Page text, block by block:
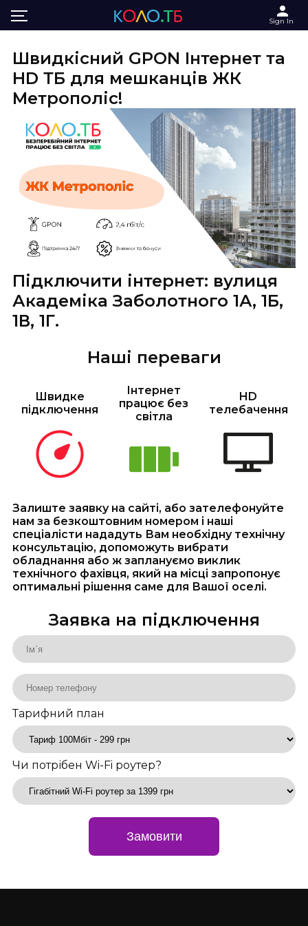
Sign In
Main Інтернет та ТБ в ЖК Метрополіс
Швидкісний GPON Інтернет та
HD ТБ для мешканців ЖК
Метрополіс!
Підключити інтернет: вулиця
Академіка Заболотного 1А, 1Б,
1В, 1Г.
Наші переваги
Швидке
підключення
Інтернет
працює без
світла
HD
телебачення
Залиште заявку на сайті, або зателефонуйте
нам за безкоштовним номером і наші
спеціалісти нададуть Вам необхідну технічну
консультацію, допоможуть вибрати
обладнання або ж заплануємо виклик
технічного фахівця, який на місці запропонує
оптимальні рішення саме для Вашої оселі.
Заявка на підключення
Тарифний план
Чи потрібен Wi-Fi роутер?
Замовити